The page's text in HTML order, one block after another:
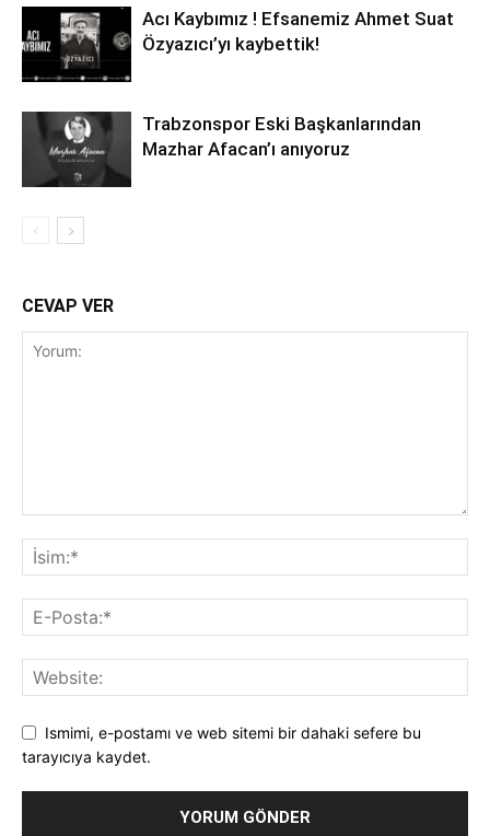
Acı Kaybımız ! Efsanemiz Ahmet Suat
Özyazıcı’yı kaybettik!
Trabzonspor Eski Başkanlarından
Mazhar Afacan’ı anıyoruz
CEVAP VER
Ismimi, e-postamı ve web sitemi bir dahaki sefere bu
tarayıcıya kaydet.